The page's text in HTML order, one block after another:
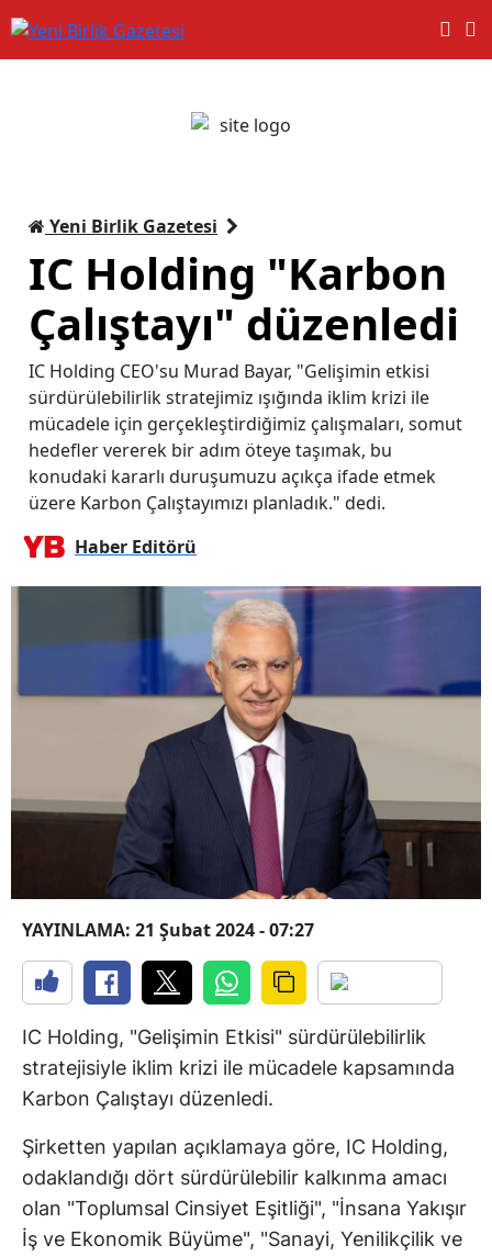
Yeni Birlik Gazetesi
IC Holding "Karbon
Çalıştayı" düzenledi
IC Holding CEO'su Murad Bayar, "Gelişimin etkisi
sürdürülebilirlik stratejimiz ışığında iklim krizi ile
mücadele için gerçekleştirdiğimiz çalışmaları, somut
hedefler vererek bir adım öteye taşımak, bu
konudaki kararlı duruşumuzu açıkça ifade etmek
üzere Karbon Çalıştayımızı planladık." dedi.
Haber Editörü
YAYINLAMA: 21 Şubat 2024 - 07:27
IC Holding, "Gelişimin Etkisi" sürdürülebilirlik
stratejisiyle iklim krizi ile mücadele kapsamında
Karbon Çalıştayı düzenledi.
Şirketten yapılan açıklamaya göre, IC Holding,
odaklandığı dört sürdürülebilir kalkınma amacı
olan "Toplumsal Cinsiyet Eşitliği", "İnsana Yakışır
İş ve Ekonomik Büyüme", "Sanayi, Yenilikçilik ve